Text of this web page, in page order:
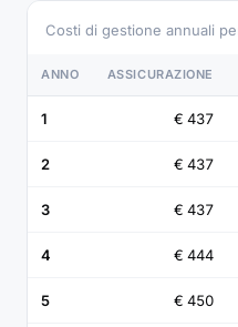
Costi di gestione annuali
ANNO ASSICURAZIONE
1 € 437
2 € 437
3 € 437
4 € 444
5 € 450